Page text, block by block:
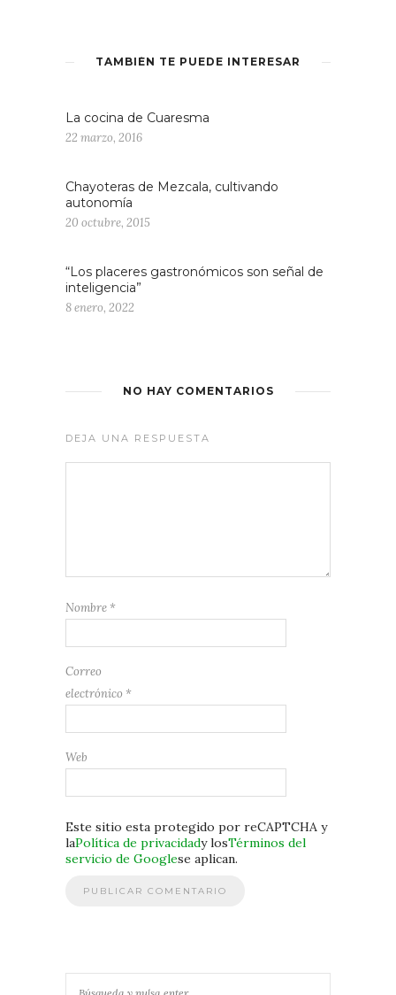
TAMBIÉN TE PUEDE INTERESAR
La cocina de Cuaresma
22 marzo, 2016
Chayoteras de Mezcala, cultivando
autonomía
20 octubre, 2015
“Los placeres gastronómicos son señal de
inteligencia”
8 enero, 2022
NO HAY COMENTARIOS
DEJA UNA RESPUESTA
Nombre *
Correo
electrónico *
Web
Este sitio esta protegido por reCAPTCHA y
laPolítica de privacidady losTérminos del
servicio de Googlese aplican.